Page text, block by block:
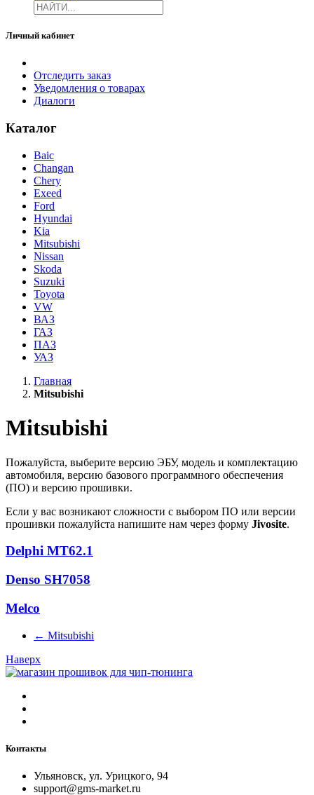
Личный кабинет
Отследить заказ
Уведомления о товарах
Диалоги
Каталог
Baic
Changan
Chery
Exeed
Ford
Hyundai
Kia
Mitsubishi
Nissan
Skoda
Suzuki
Toyota
VW
ВАЗ
ГАЗ
ПАЗ
УАЗ
Главная
Mitsubishi
Mitsubishi
Пожалуйста, выберите версию ЭБУ, модель и комплектацию
автомобиля, версию базового программного обеспечения
(ПО) и версию прошивки.
Если у вас возникают сложности с выбором ПО или версии
прошивки пожалуйста напишите нам через форму Jivosite.
Delphi MT62.1
Denso SH7058
Melco
← Mitsubishi
Наверх
Контакты
Ульяновск, ул. Урицкого, 94
support@gms-market.ru